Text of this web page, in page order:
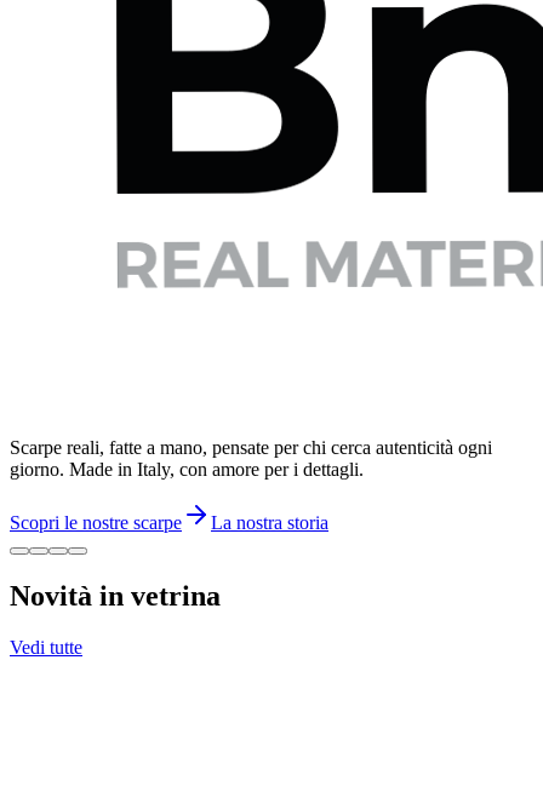
Scarpe reali, fatte a mano, pensate per chi cerca autenticità ogni
giorno. Made in Italy, con amore per i dettagli.
Scopri le nostre scarpe La nostra storia
Novità in vetrina
Vedi tutte